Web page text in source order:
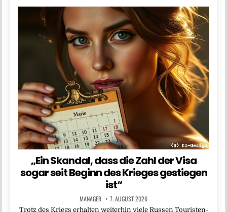
„Ein Skandal, dass die Zahl der Visa
sogar seit Beginn des Krieges gestiegen
ist“
MANAGER 7. AUGUST 2026
Trotz des Kriegs erhalten weiterhin viele Russen Touristen-